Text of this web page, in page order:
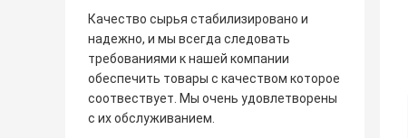
Качество сырья стабилизировано и
надежно, и мы всегда следовать
требованиями к нашей компании
обеспечить товары с качеством которое
соотвествует. Мы очень удовлетворены
с их обслуживанием.